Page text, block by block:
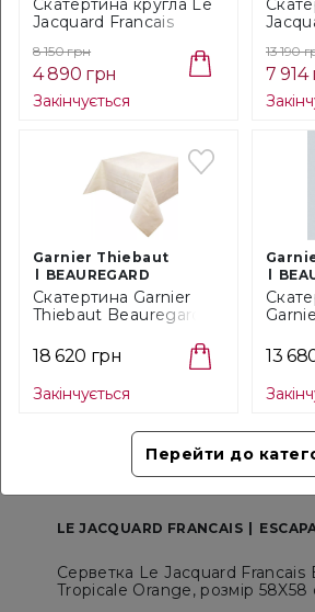
Ми дбайливо пакуємо всі
TROPICALE
LE JACQUARD FRANCAIS
Серветка Le Jacquard Francais
Tropicale Orange, розмір 58X58
Cкатертина кругла Le
Jacquard Francais
діаметр 150 см (25083)
8 150 грн
4 890 грн
Закінчується
13 190
7 914
Garnier Thiebaut
BEAUREGARD
Скатертина Garnier
Thiebaut Beauregard
см (5988)
18 620 грн
Закінчується
13
Перейти до